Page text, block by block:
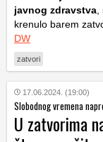
javnog zdravstva
krenulo barem
DW
zatvori
17.06.2024. (19:00)
Slobodnog vremena
U zatvorima